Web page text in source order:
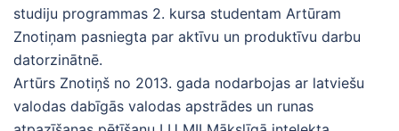
studiju programmas 2. kursa studentam Artūram
Znotiņam pasniegta par aktīvu un produktīvu darbu
datorzinātnē.
Artūrs Znotiņš no 2013. gada nodarbojas ar latviešu
valodas dabīgās valodas apstrādes un runas